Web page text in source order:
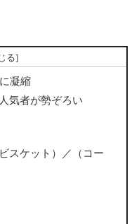
凝縮
気者が勢ぞろい
スケット）／（コー